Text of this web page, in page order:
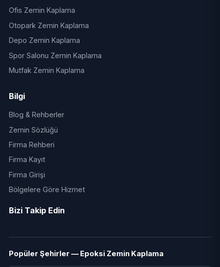
Ofis Zemin Kaplama
Otopark Zemin Kaplama
Depo Zemin Kaplama
Spor Salonu Zemin Kaplama
Mutfak Zemin Kaplama
Bilgi
Blog & Rehberler
Zemin Sözlüğü
Firma Rehberi
Firma Kayıt
Firma Girişi
Bölgelere Göre Hizmet
Bizi Takip Edin
Popüler Şehirler — Epoksi Zemin Kaplama